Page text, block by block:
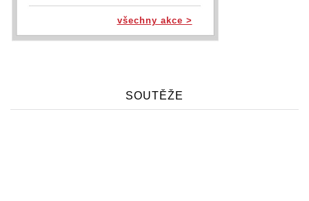
všechny akce >
SOUTĚŽE